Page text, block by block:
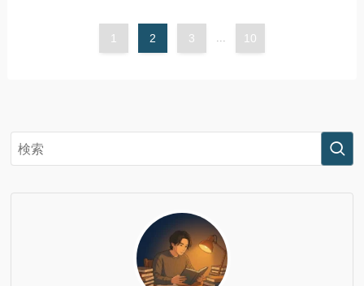
1 2 3 ... 10